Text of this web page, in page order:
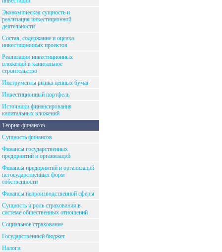
Экономическая сущность и
реализация инвестиционной
деятельности
Состав, содержание и оценка
инвестиционных проектов
Реализация инвестиционных
вложений в капитальное
строительство
Инструменты рынка ценных бумаг
Инвестиционный портфель
Источники финансирования
капитальных вложений
Теория финансов
Сущность финансов
Финансы государственных
предприятий и организаций
Финансы предприятий и организаций
негосударственных форм
собственности
Финансы непроизводственной сферы
Сущность и роль страхования в
системе общественных отношений
Социальное страхование
Государственный бюджет
Налоги